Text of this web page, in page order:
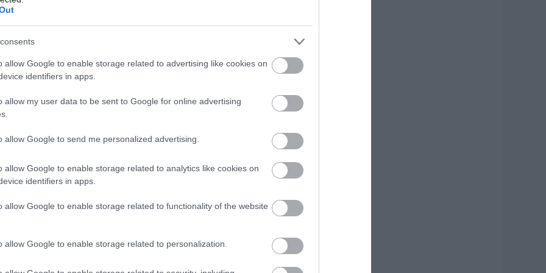
allow Google to enable storage related to advertising like cookies on
identifiers in apps.
allow my user data to be sent to Google for online advertising
allow Google to send me personalized advertising.
allow Google to enable storage related to analytics like cookies on
identifiers in apps.
allow Google to enable storage related to functionality of the website
allow Google to enable storage related to personalization.
Δημόσια Υγεία.
News
Εύβοια
συγκλονιστική
μαρτυρία – Νέες
06.08.2026 | 19:40
Ξεκινάει τεράστιο
έργο αξίας
2.425.000€ στην
06.08.2026 | 19:20
Ο μεγαλύτερος
αυτοκινητόδρομος
κατασκευάζεται
στην Ελλάδα – Πού
θα γίνει
06.08.2026 | 19:00